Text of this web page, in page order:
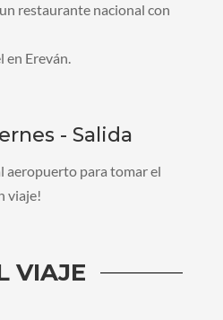
restaurante nacional con
en Ereván.
- Salida
aeropuerto para tomar el
viaje!
VIAJE